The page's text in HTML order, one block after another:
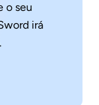
o seu
irá